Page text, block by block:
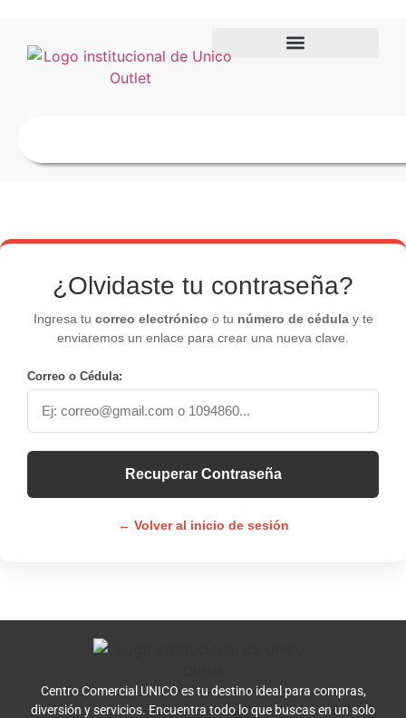
¿Olvidaste tu contraseña?
Ingresa tu correo electrónico o tu número de cédulay te
enviaremos un enlace para crear una nueva clave.
Correo o Cédula:
Recuperar Contraseña
← Volver al inicio de sesión
Centro Comercial UNICO es tu destino ideal para compras,
diversión y servicios. Encuentra todo lo que buscas en un solo